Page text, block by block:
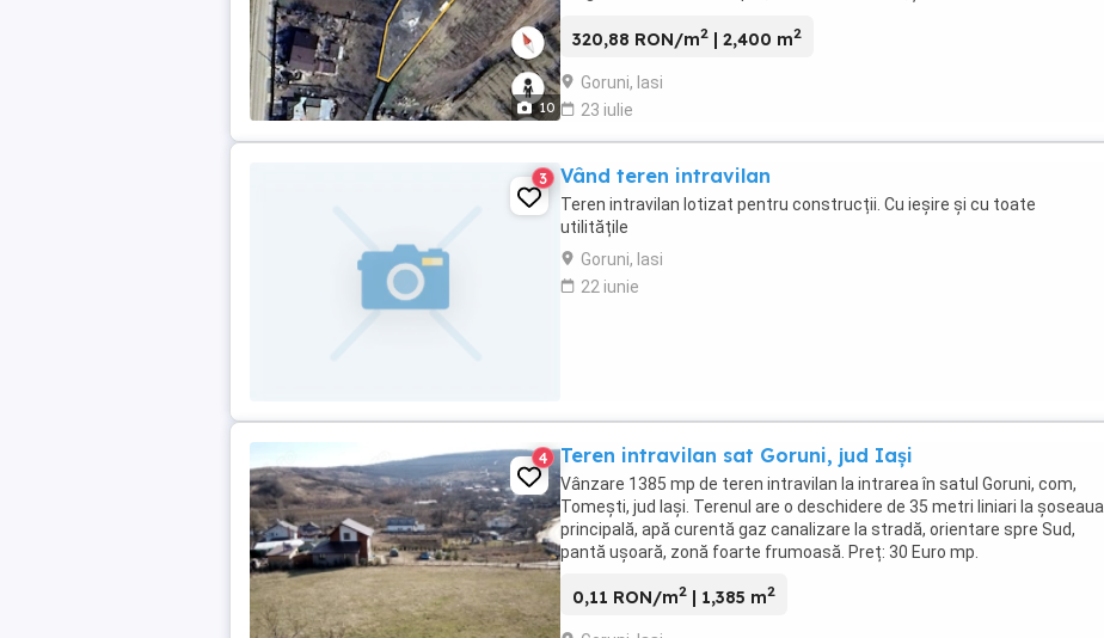
10
320,88 RON/m2 | 2,400 m2
Goruni, Iasi
23 iulie
3 Vând teren intravilan
Teren intravilan lotizat pentru construcții. Cu ieșire și cu toate
utilitățile
Goruni, Iasi
22 iunie
4 Teren intravilan sat Goruni, jud Iași
Vânzare 1385 mp de teren intravilan la intrarea în satul Goruni, com,
Tomești, jud Iași. Terenul are o deschidere de 35 metri liniari la șoseaua
principală, apă curentă gaz canalizare la stradă, orientare spre Sud,
pantă ușoară, zonă foarte frumoasă. Preț: 30 Euro mp.
0,11 RON/m2 | 1,385 m2